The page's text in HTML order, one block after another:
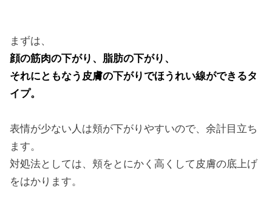
まずは、
顔の筋肉の下がり、脂肪の下がり、
それにともなう皮膚の下がりでほうれい線ができるタ
イプ。
表情が少ない人は頬が下がりやすいので、余計目立ち
ます。
対処法としては、頬をとにかく高くして皮膚の底上げ
をはかります。